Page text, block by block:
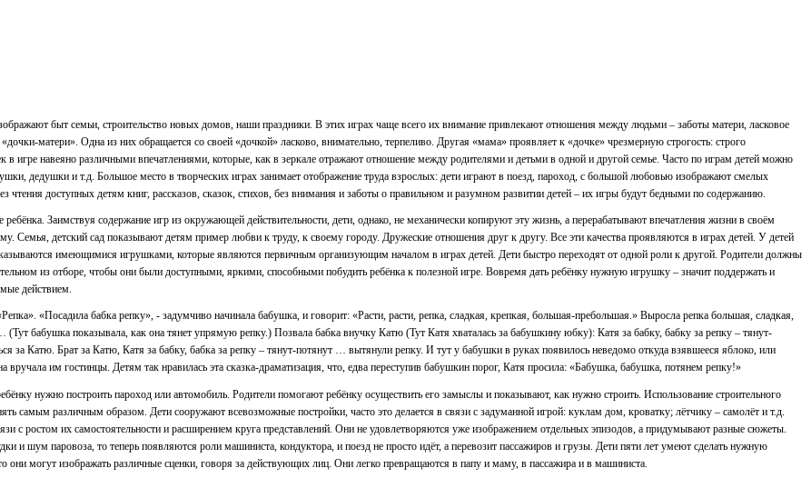
быт семьи, строительство новых домов, наши праздники. В этих играх чаще всего их внимание привлекают отношения между людьми – заботы матери, ласковое
матери». Одна из них обращается со своей «дочкой» ласково, внимательно, терпеливо. Другая «мама» проявляет к «дочке» чрезмерную строгость: строго
в игре навеяно различными впечатлениями, которые, как в зеркале отражают отношение между родителями и детьми в одной и другой семье. Часто по играм детей можно
дедушки и т.д. Большое место в творческих играх занимает отображение труда взрослых: дети играют в поезд, пароход, с большой любовью изображают смелых
доступных детям книг, рассказов, сказок, стихов, без внимания и заботы о правильном и разумном развитии детей – их игры будут бедными по содержанию.
Заимствуя содержание игр из окружающей действительности, дети, однако, не механически копируют эту жизнь, а перерабатывают впечатления жизни в своём
Семья, детский сад показывают детям пример любви к труду, к своему городу. Дружеские отношения друг к другу. Все эти качества проявляются в играх детей. У детей
имеющимися игрушками, которые являются первичным организующим началом в играх детей. Дети быстро переходят от одной роли к другой. Родители должны
из отборе, чтобы они были доступными, яркими, способными побудить ребёнка к полезной игре. Вовремя дать ребёнку нужную игрушку – значит поддержать и
действием.
«Посадила бабка репку», - задумчиво начинала бабушка, и говорит: «Расти, расти, репка, сладкая, крепкая, большая-пребольшая.» Выросла репка большая, сладкая,
бабушка показывала, как она тянет упрямую репку.) Позвала бабка внучку Катю (Тут Катя хваталась за бабушкину юбку): Катя за бабку, бабку за репку – тянут-
за Катю. Брат за Катю, Катя за бабку, бабка за репку – тянут-потянут … вытянули репку. И тут у бабушки в руках появилось неведомо откуда взявшееся яблоко, или
им гостинцы. Детям так нравилась эта сказка-драматизация, что, едва переступив бабушкин порог, Катя просила: «Бабушка, бабушка, потянем репку!»
нужно построить пароход или автомобиль. Родители помогают ребёнку осуществить его замыслы и показывают, как нужно строить. Использование строительного
самым различным образом. Дети сооружают всевозможные постройки, часто это делается в связи с задуманной игрой: куклам дом, кроватку; лётчику – самолёт и т.д.
с ростом их самостоятельности и расширением круга представлений. Они не удовлетворяются уже изображением отдельных эпизодов, а придумывают разные сюжеты.
шум паровоза, то теперь появляются роли машиниста, кондуктора, и поезд не просто идёт, а перевозит пассажиров и грузы. Дети пяти лет умеют сделать нужную
они могут изображать различные сценки, говоря за действующих лиц. Они легко превращаются в папу и маму, в пассажира и в машиниста.